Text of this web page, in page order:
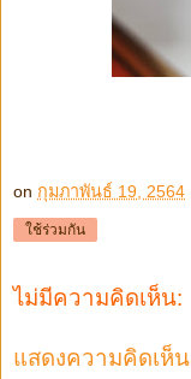
on กุมภาพันธ์ 19, 2564
ใช้ร่วมกัน
ไม่มีความคิดเห็น:
แสดงความคิดเห็น